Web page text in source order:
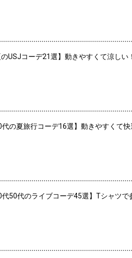
のUSJコーデ21選】動きやすくて涼し
代の夏旅行コーデ16選】動きやすくて
代50代のライブコーデ45選】Tシャツ